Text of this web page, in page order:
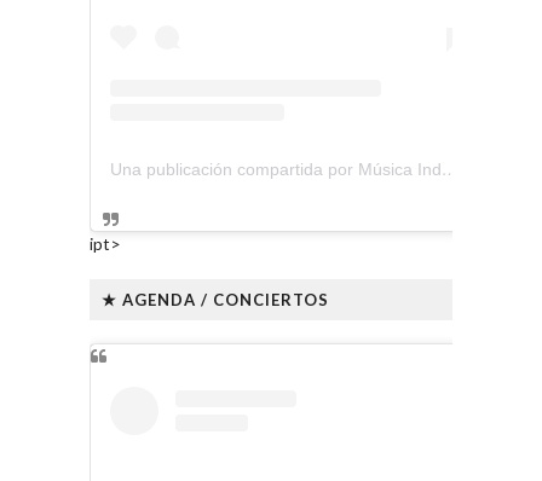
Una publicación compartida por Música Independiente Perú 🇵🇪 (@musica.independiente.peru)
ipt>
★ AGENDA / CONCIERTOS